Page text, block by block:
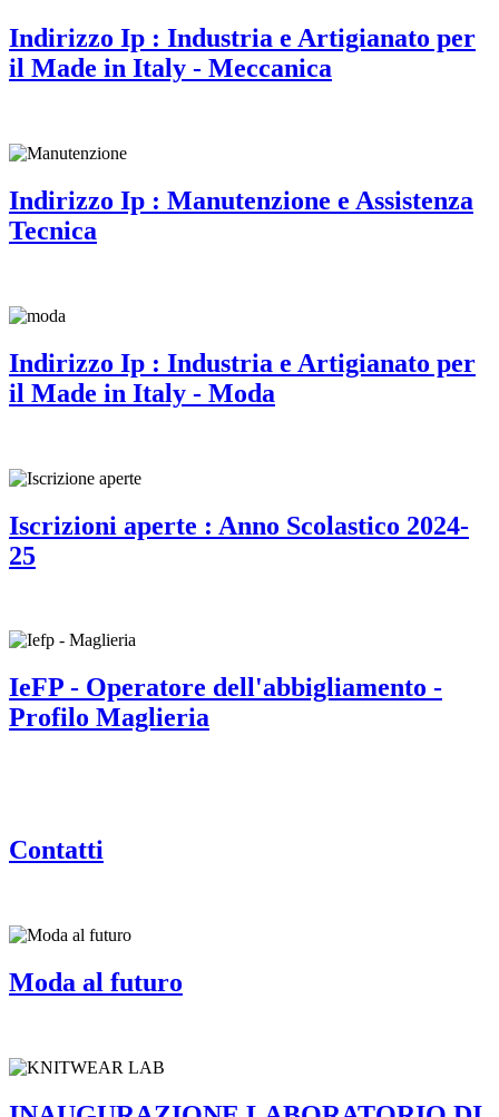
Indirizzo Ip : Industria e Artigianato per
il Made in Italy - Meccanica
Indirizzo Ip : Manutenzione e Assistenza
Tecnica
Indirizzo Ip : Industria e Artigianato per
il Made in Italy - Moda
Iscrizioni aperte : Anno Scolastico 2024-
25
IeFP - Operatore dell'abbigliamento -
Profilo Maglieria
Contatti
Moda al futuro